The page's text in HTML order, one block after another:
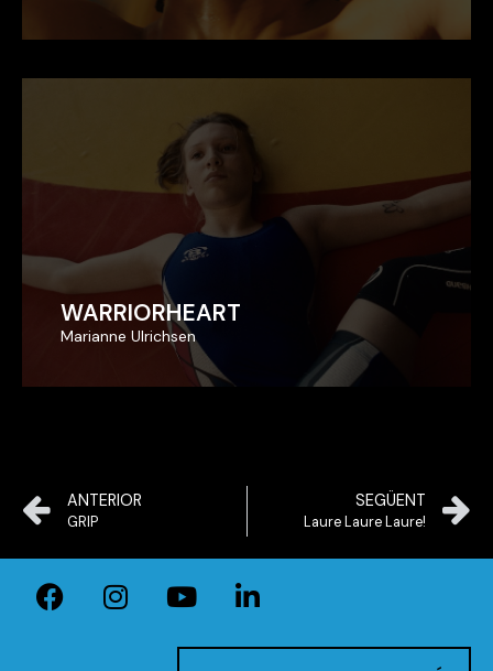
WARRIORHEART
Marianne Ulrichsen
WARRIORHEART
Marianne Ulrichsen
ANTERIOR
GRIP
SEGÜENT
Laure Laure Laure!